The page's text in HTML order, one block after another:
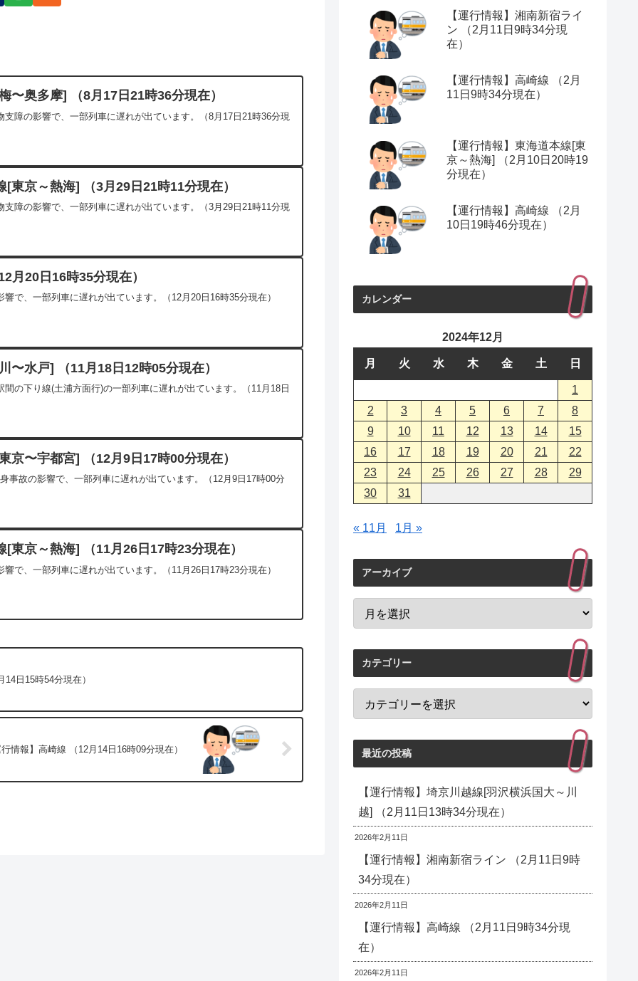
〜奥多摩] （8月17日21時36分現在）
障の影響で、一部列車に遅れが出ています。（8月17日21時36分現
[東京～熱海] （3月29日21時11分現在）
支障の影響で、一部列車に遅れが出ています。（3月29日21時11分現
月20日16時35分現在）
で、一部列車に遅れが出ています。（12月20日16時35分現在）
〜水戸] （11月18日12時05分現在）
の下り線(土浦方面行)の一部列車に遅れが出ています。（11月18日
京〜宇都宮] （12月9日17時00分現在）
事故の影響で、一部列車に遅れが出ています。（12月9日17時00分
[東京～熱海] （11月26日17時23分現在）
で、一部列車に遅れが出ています。（11月26日17時23分現在）
14日15時54分現在）
行情報】高崎線 （12月14日16時09分現在）
【運行情報】湘南新宿ライ
ン （2月11日9時34分現
在）
【運行情報】高崎線 （2月
11日9時34分現在）
【運行情報】東海道本線[東
京～熱海] （2月10日20時19
分現在）
【運行情報】高崎線 （2月
10日19時46分現在）
カレンダー
2024年12月
月 火 水 木 金 土 日
1
2
3 4 5 6 7
8
9
10 11 12 13 14
15
16
17 18 19 20 21
22
23
24 25 26 27 28
29
30
31
« 11月 1月 »
アーカイブ
カテゴリー
最近の投稿
【運行情報】埼京川越線[羽沢横浜国大～川
越] （2月11日13時34分現在）
2026年2月11日
【運行情報】湘南新宿ライン （2月11日9時
34分現在）
2026年2月11日
【運行情報】高崎線 （2月11日9時34分現
在）
2026年2月11日